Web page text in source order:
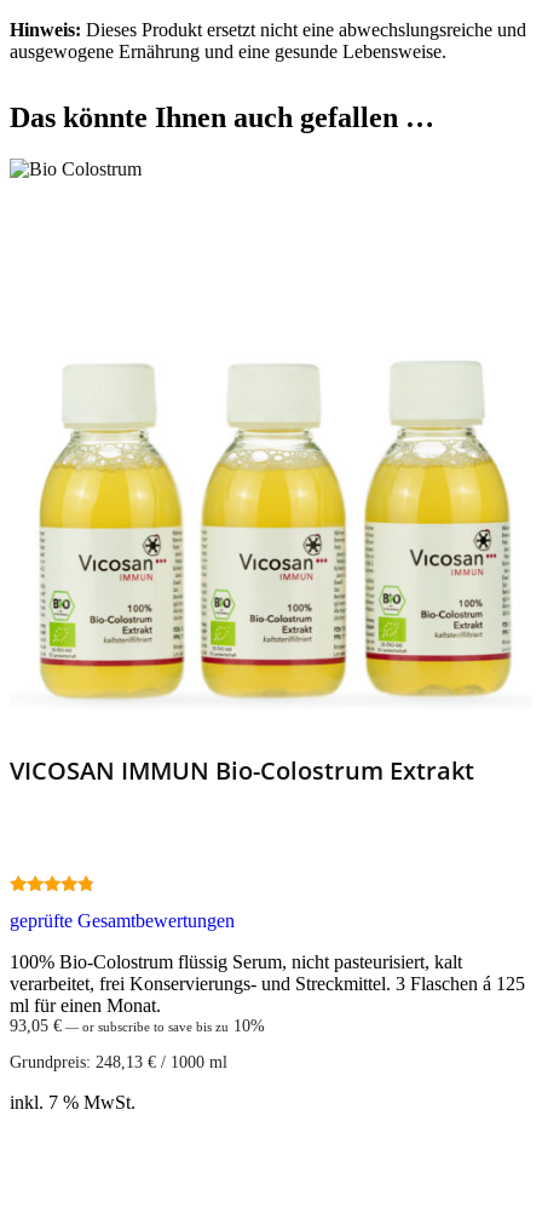
Hinweis: Dieses Produkt ersetzt nicht eine abwechslungsreiche und
ausgewogene Ernährung und eine gesunde Lebensweise.
Das könnte Ihnen auch gefallen …
VICOSAN IMMUN Bio-Colostrum Extrakt
out of 5
geprüfte Gesamtbewertungen
100% Bio-Colostrum flüssig Serum, nicht pasteurisiert, kalt
verarbeitet, frei Konservierungs- und Streckmittel. 3 Flaschen á 125
ml für einen Monat.
93,05 € — or subscribe to save bis zu 10%
Grundpreis: 248,13 € / 1000 ml
inkl. 7 % MwSt.